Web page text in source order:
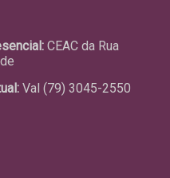
CEAC da Rua
Val (79) 3045-2550